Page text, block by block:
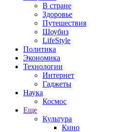
В стране
Здоровье
Путешествия
Шоубиз
LifeStyle
Политика
Экономика
Технологии
Интернет
Гаджеты
Наука
Космос
Еще
Культура
Кино